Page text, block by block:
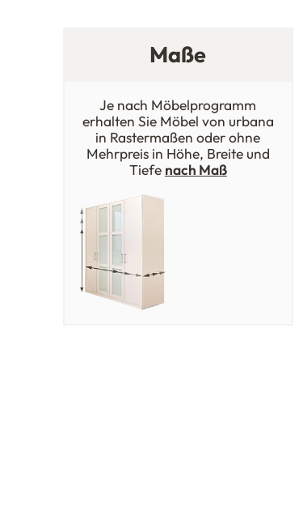
Maße
Je nach Möbelprogramm
erhalten Sie Möbel von urbana
in Rastermaßen oder ohne
Mehrpreis in Höhe, Breite und
Tiefe nach Maß